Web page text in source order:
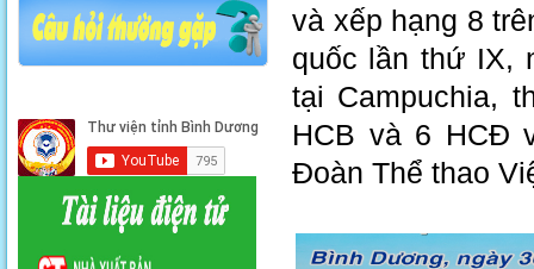
và xếp hạng 8
quốc lần thứ IX,
tại Campuchia,
HCB và 6 HCĐ
Đoàn Thể thao